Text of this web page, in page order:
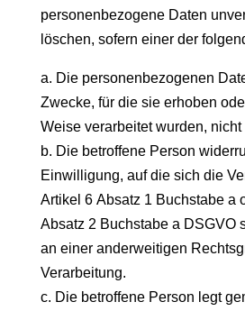
personenbezogene Daten
löschen, sofern einer der
a. Die personenbezogenen
Zwecke, für die sie erhoben
Weise verarbeitet wurden,
b. Die betroffene Person
Einwilligung, auf die sich die
Artikel 6 Absatz 1 Buchstabe a
Absatz 2 Buchstabe a DSGVO
an einer anderweitigen
Verarbeitung.
c. Die betroffene Person legt